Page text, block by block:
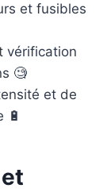
et fusibles
vérification
🧐
et de
🔋